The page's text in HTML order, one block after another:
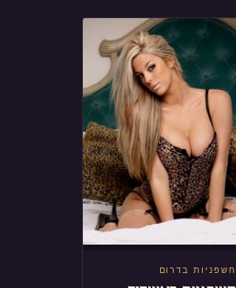
חשפניות בדרום